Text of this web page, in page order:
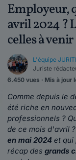
Employeur,
avril 2024 ?
celles à venir
L'équipe
Juriste
6.450 vues · Mis à jour
Comme depuis le
été riche en
professionnels ?
de ce mois d'avril
en mai 2024 et qui
récap des grands